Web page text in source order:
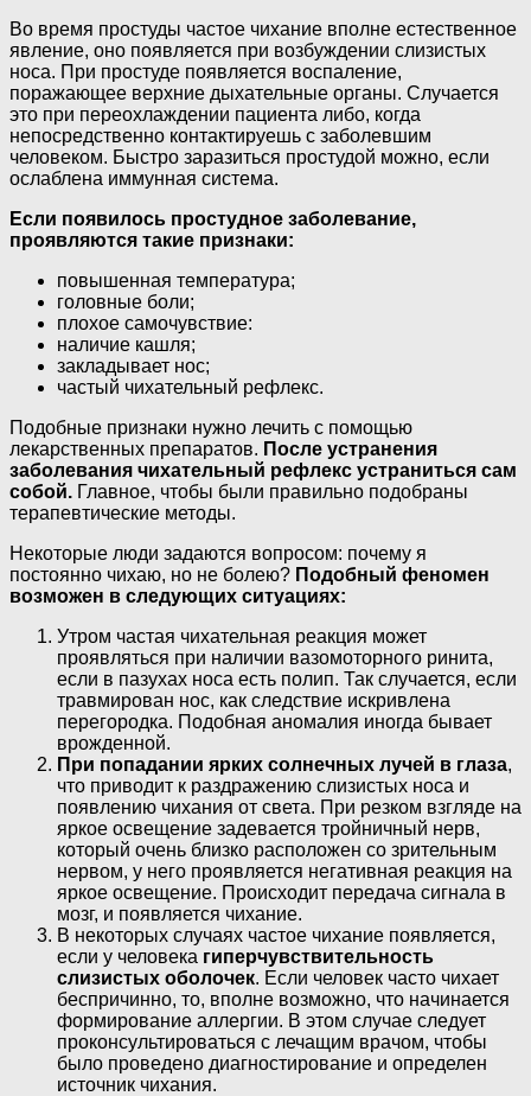
Во время простуды частое чихание вполне естественное
явление, оно появляется при возбуждении слизистых
носа. При простуде появляется воспаление,
поражающее верхние дыхательные органы. Случается
это при переохлаждении пациента либо, когда
непосредственно контактируешь с заболевшим
человеком. Быстро заразиться простудой можно, если
ослаблена иммунная система.
Если появилось простудное заболевание,
проявляются такие признаки:
повышенная температура;
головные боли;
плохое самочувствие:
наличие кашля;
закладывает нос;
частый чихательный рефлекс.
Подобные признаки нужно лечить с помощью
лекарственных препаратов. После устранения
заболевания чихательный рефлекс устраниться сам
собой. Главное, чтобы были правильно подобраны
терапевтические методы.
Некоторые люди задаются вопросом: почему я
постоянно чихаю, но не болею? Подобный феномен
возможен в следующих ситуациях:
Утром частая чихательная реакция может
проявляться при наличии вазомоторного ринита,
если в пазухах носа есть полип. Так случается, если
травмирован нос, как следствие искривлена
перегородка. Подобная аномалия иногда бывает
врожденной.
При попадании ярких солнечных лучей в глаза,
что приводит к раздражению слизистых носа и
появлению чихания от света. При резком взгляде на
яркое освещение задевается тройничный нерв,
который очень близко расположен со зрительным
нервом, у него проявляется негативная реакция на
яркое освещение. Происходит передача сигнала в
мозг, и появляется чихание.
В некоторых случаях частое чихание появляется,
если у человека гиперчувствительность
слизистых оболочек. Если человек часто чихает
беспричинно, то, вполне возможно, что начинается
формирование аллергии. В этом случае следует
проконсультироваться с лечащим врачом, чтобы
было проведено диагностирование и определен
источник чихания.